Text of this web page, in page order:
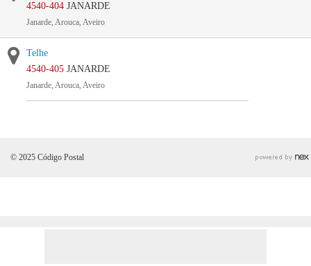
4540-404 JANARDE
Janarde, Arouca, Aveiro
Telhe
4540-405 JANARDE
Janarde, Arouca, Aveiro
© 2025 Código Postal